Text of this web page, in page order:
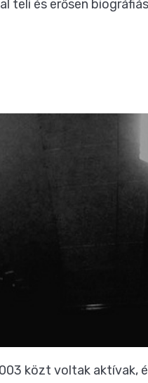
teli és erősen
közt voltak aktívak,